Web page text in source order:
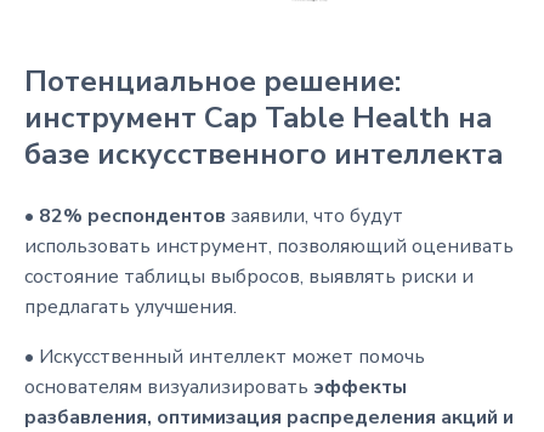
Потенциальное решение:
инструмент Cap Table Health на
базе искусственного интеллекта
• 82% респондентов заявили, что будут
использовать инструмент, позволяющий оценивать
состояние таблицы выбросов, выявлять риски и
предлагать улучшения.
• Искусственный интеллект может помочь
основателям визуализировать эффекты
разбавления, оптимизация распределения акций и